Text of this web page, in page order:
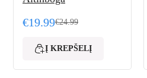
€24.99
Original price was: €24.99.
€19.99
Current price is: €19.99.
Į KREPŠELĮ